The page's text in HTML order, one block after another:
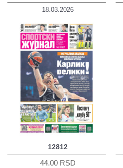
18.03.2026
12812
44.00 RSD